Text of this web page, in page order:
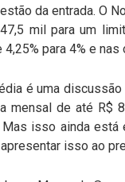
da entrada. O
mil para um
para 4% e
é uma
mensal de até R$
isso ainda
isso ao